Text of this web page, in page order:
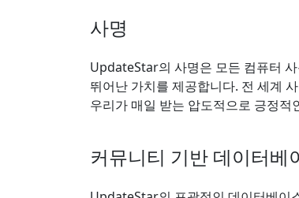
사명
UpdateStar의 사명은 모든 컴퓨터
뛰어난 가치를 제공합니다. 전 세계
우리가 매일 받는 압도적으로 긍정
커뮤니티 기반 데이터베